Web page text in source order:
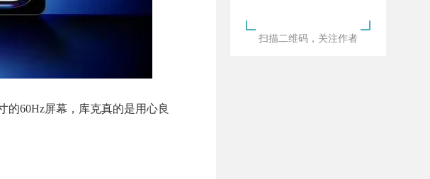
的60Hz屏幕，库克真的是用心良
扫描二维码，关注作者